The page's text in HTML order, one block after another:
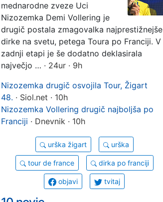
mednarodne zveze Uci
Nizozemka Demi Vollering je
drugič postala zmagovalka najprestižnejše
dirke na svetu, petega Toura po Franciji. V
zadnji etapi je še dodatno deklasirala
največjo … · 24ur · 9h
Nizozemka drugič osvojila Tour, Žigart
48. · Siol.net · 10h
Nizozemka Vollering drugič najboljša po
Franciji · Dnevnik · 10h
urška žigart urška
tour de france dirka po franciji
objavi tvitaj